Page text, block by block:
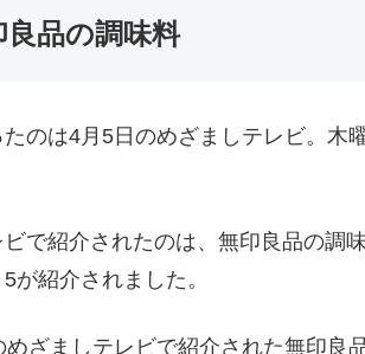
品の調味料
のは4月5日のめざましテレビ。木
で紹介されたのは、無印良品の調
が紹介されました。
ざましテレビで紹介された無印良